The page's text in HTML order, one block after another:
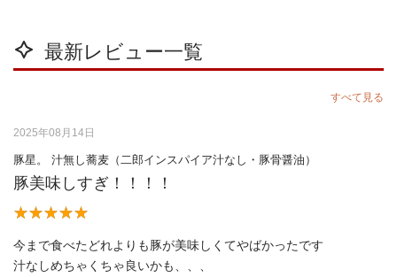
最新レビュー一覧
すべて見る
2025年08月14日
豚星。 汁無し蕎麦（二郎インスパイア汁なし・豚骨醤油）
豚美味しすぎ！！！！
今まで食べたどれよりも豚が美味しくてやばかったです
汁なしめちゃくちゃ良いかも、、、